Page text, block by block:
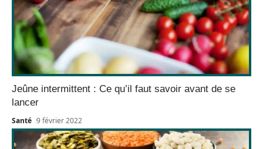
Jeûne intermittent : Ce qu’il faut savoir avant de se
lancer
Santé 9 février 2022